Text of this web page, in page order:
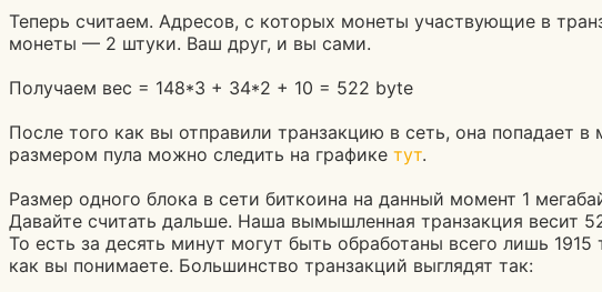
Теперь считаем. Адресов, с которых монеты участвующие в
монеты — 2 штуки. Ваш друг, и вы сами.
Получаем вес = 148*3 + 34*2 + 10 = 522 byte
После того как вы отправили транзакцию в сеть, она
размером пула можно следить на графике тут.
Размер одного блока в сети биткоина на данный момент 1
Давайте считать дальше. Наша вымышленная транзакция весит
То есть за десять минут могут быть обработаны всего лишь
как вы понимаете. Большинство транзакций выглядят так: